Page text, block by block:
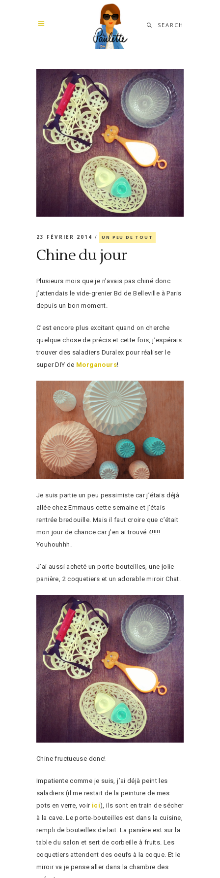
SEARCH
23 FÉVRIER 2014 UN PEU DE TOUT
Chine du jour
Plusieurs mois que je n’avais pas chiné donc
j’attendais le vide-grenier Bd de Belleville à Paris
depuis un bon moment.
C’est encore plus excitant quand on cherche
quelque chose de précis et cette fois, j’espérais
trouver des saladiers Duralex pour réaliser le
super DIY de Morganours!
Je suis partie un peu pessimiste car j’étais déjà
allée chez Emmaus cette semaine et j’étais
rentrée bredouille. Mais il faut croire que c’était
mon jour de chance car j’en ai trouvé 4!!!!!
Youhouhhh.
J’ai aussi acheté un porte-bouteilles, une jolie
panière, 2 coquetiers et un adorable miroir Chat.
Chine fructueuse donc!
Impatiente comme je suis, j’ai déjà peint les
saladiers (il me restait de la peinture de mes
pots en verre, voir ici), ils sont en train de sécher
à la cave. Le porte-bouteilles est dans la cuisine,
rempli de bouteilles de lait. La panière est sur la
table du salon et sert de corbeille à fruits. Les
coquetiers attendent des oeufs à la coque. Et le
miroir va je pense aller dans la chambre des